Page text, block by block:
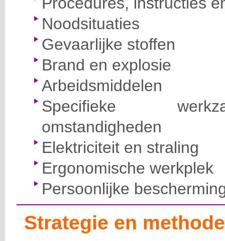
Noodsituaties
Gevaarlijke stoffen
Brand en explosie
Arbeidsmiddelen
Specifieke
omstandigheden
Elektriciteit en straling
Ergonomische werkplek
Persoonlijke
Strategie en